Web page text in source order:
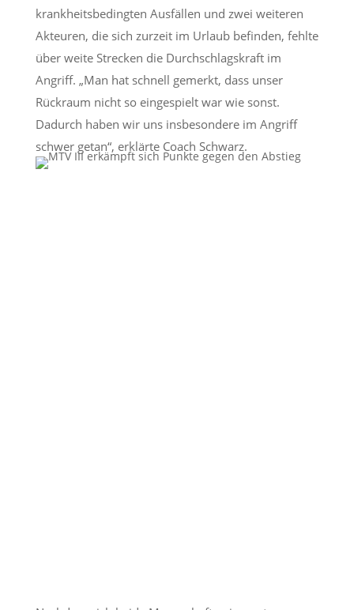
krankheitsbedingten Ausfällen und zwei weiteren
Akteuren, die sich zurzeit im Urlaub befinden, fehlte
über weite Strecken die Durchschlagskraft im
Angriff. „Man hat schnell gemerkt, dass unser
Rückraum nicht so eingespielt war wie sonst.
Dadurch haben wir uns insbesondere im Angriff
schwer getan“, erklärte Coach Schwarz.